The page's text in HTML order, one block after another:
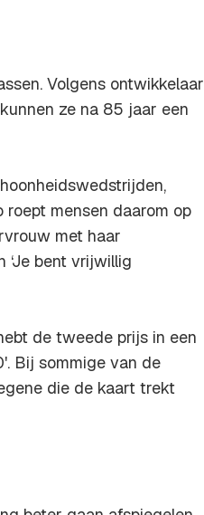
Volgens ontwikkelaar
ze na 85 jaar een
mensen daarom op
met haar
‘Je bent vrijwillig
de tweede prijs in een
Bij sommige van de
die de kaart trekt